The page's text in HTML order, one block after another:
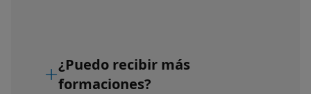
¿Puedo recibir más
formaciones?